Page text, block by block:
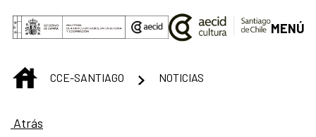
Saltar al contenido principal
MENÚ
INICIOCCE-SANTIAGO NOTICIAS
Atrás